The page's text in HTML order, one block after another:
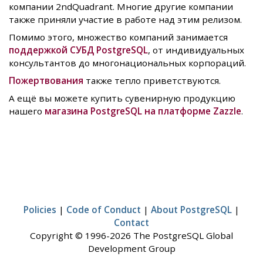
компании 2ndQuadrant. Многие другие компании
также приняли участие в работе над этим релизом.
Помимо этого, множество компаний занимается
поддержкой СУБД PostgreSQL, от индивидуальных
консультантов до многонациональных корпораций.
Пожертвования также тепло приветствуются.
А ещё вы можете купить сувенирную продукцию
нашего магазина PostgreSQL на платформе Zazzle.
Policies | Code of Conduct | About PostgreSQL |
Contact
Copyright © 1996-2026 The PostgreSQL Global
Development Group